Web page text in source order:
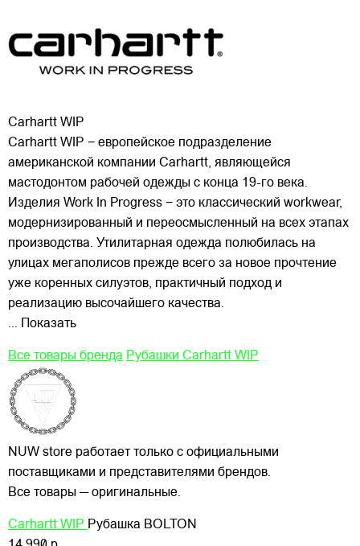
Carhartt WIP
Carhartt WIP − европейское подразделение
американской компании Carhartt, являющейся
мастодонтом рабочей одежды с конца 19-го века.
Изделия Work In Progress − это классический workwear,
модернизированный и переосмысленный на всех этапах
производства. Утилитарная одежда полюбилась на
улицах мегаполисов прежде всего за новое прочтение
уже коренных силуэтов, практичный подход и
реализацию высочайшего качества.
... Показать
Все товары бренда Рубашки Carhartt WIP
NUW store работает только с официальными
поставщиками и представителями брендов.
Все товары — оригинальные.
Carhartt WIP Рубашка BOLTON